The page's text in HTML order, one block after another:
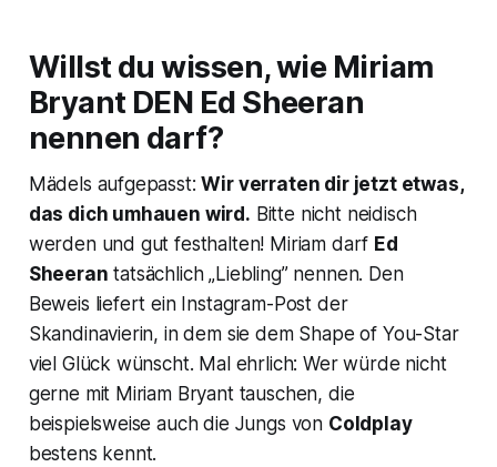
Willst du wissen, wie Miriam
Bryant DEN Ed Sheeran
nennen darf?
Mädels aufgepasst:Wir verraten dir jetzt etwas,
das dich umhauen wird. Bitte nicht neidisch
werden und gut festhalten! Miriam darf Ed
Sheeran tatsächlich „Liebling” nennen. Den
Beweis liefert ein Instagram-Post der
Skandinavierin, in dem sie dem Shape of You-Star
viel Glück wünscht. Mal ehrlich: Wer würde nicht
gerne mit Miriam Bryant tauschen, die
beispielsweise auch die Jungs von Coldplay
bestens kennt.